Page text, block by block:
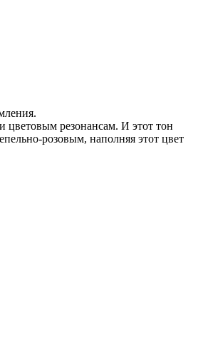
цветовым резонансам. И этот тон
розовым, наполняя этот цвет